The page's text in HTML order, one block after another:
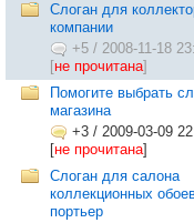
Слоган для
компании
+5 / 2008-11-18
[не прочитана]
Помогите выбрать
магазина
+3 / 2009-03-09
[не прочитана]
Слоган для салона
коллекционных
портьер